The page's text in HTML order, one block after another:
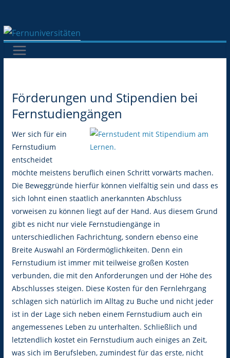
Inhalt
springen
Förderungen und Stipendien bei
Fernstudiengängen
Wer sich für ein
Fernstudium
entscheidet
möchte meistens beruflich einen Schritt vorwärts machen.
Die Beweggründe hierfür können vielfältig sein und dass es
sich lohnt einen staatlich anerkannten Abschluss
vorweisen zu können liegt auf der Hand. Aus diesem Grund
gibt es nicht nur viele Fernstudiengänge in
unterschiedlichen Fachrichtung, sondern ebenso eine
Breite Auswahl an Fördermöglichkeiten. Denn ein
Fernstudium ist immer mit teilweise großen Kosten
verbunden, die mit den Anforderungen und der Höhe des
Abschlusses steigen. Diese Kosten für den Fernlehrgang
schlagen sich natürlich im Alltag zu Buche und nicht jeder
ist in der Lage sich neben einem Fernstudium auch ein
angemessenes Leben zu unterhalten. Schließlich und
letztendlich kostet ein Fernstudium auch einiges an Zeit,
was sich im Berufsleben, zumindest für das erste, nicht